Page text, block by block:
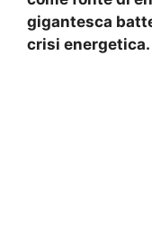
gigantesca
crisi energetica.